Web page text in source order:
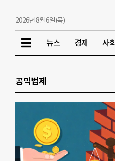
2026년 8월 6일(목)
뉴스 경제 사회
공익법제